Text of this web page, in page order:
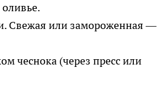
Свежая или замороженная —
чеснока (через пресс или